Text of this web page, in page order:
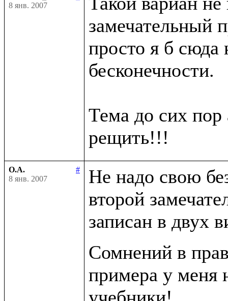
8 янв. 2007
замечательный
просто я б сюда
бесконечности.
Тема до сих пор
О.А.
#
8 янв. 2007
Не надо свою
второй
записан в двух
Сомнений в
примера у меня